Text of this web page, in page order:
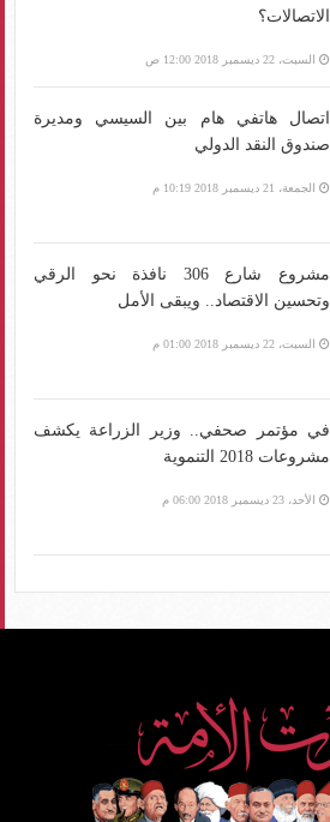
الاتصالات؟
السبت، 22 ديسمبر 2018 12:00 ص
اتصال هاتفي هام بين السيسي ومديرة
صندوق النقد الدولي
الجمعة، 21 ديسمبر 2018 10:19 م
مشروع شارع 306 نافذة نحو الرقي
وتحسين الاقتصاد.. ويبقى الأمل
السبت، 22 ديسمبر 2018 01:00 م
في مؤتمر صحفي.. وزير الزراعة يكشف
مشروعات 2018 التنموية
الأحد، 23 ديسمبر 2018 06:00 م